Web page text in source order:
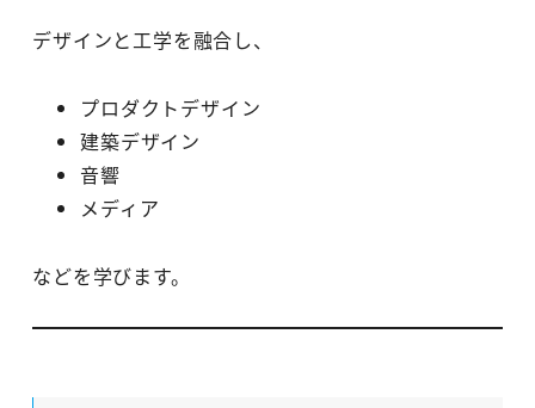
デザインと工学を融合し、
プロダクトデザイン
建築デザイン
音響
メディア
などを学びます。